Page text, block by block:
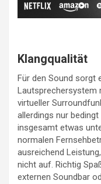
Klangqualität
Für den Sound sorgt
Lautsprechersystem
virtueller
allerdings nur
insgesamt etwas
normalen
ausreichend
nicht auf. Richtig
externen Soundbar